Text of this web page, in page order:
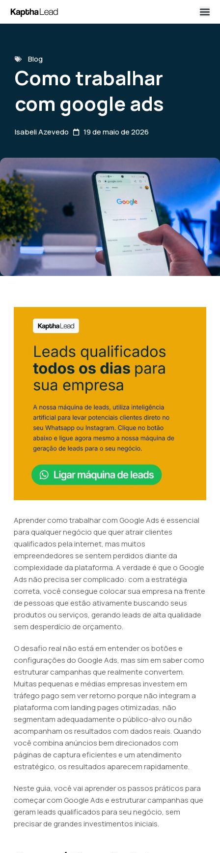
Blog
Como trabalhar
com google ads
Isabeli Azevedo 19 de maio de 2026
Aprender como trabalhar com Google Ads é essencial
para qualquer negócio que quer atrair clientes
qualificados pela internet, mas muitos
empreendedores se sentem perdidos diante da
complexidade da plataforma. A verdade é que o Google
Ads não precisa ser complicado: com a estratégia
correta, você consegue colocar sua empresa na frente
de pessoas que estão ativamente buscando seus
produtos ou serviços, gerando leads de alta qualidade
sem desperdício de orçamento.
O desafio real não está em entender os botões e
configurações do Google Ads, mas sim em saber como
estruturar campanhas que realmente convertem.
Muitas pequenas e médias empresas investem em
tráfego pago sem ver retorno porque não integram a
plataforma com landing pages otimizadas, não
segmentam adequadamente o público-alvo ou não
acompanham os resultados com dados reais. Quando
você combina anúncios bem direcionados com
páginas de captura eficientes e um atendimento
estratégico, os resultados aparecem rapidamente.
Neste guia, você vai aprender os passos práticos para
começar com Google Ads e estruturar campanhas que
geram leads qualificados para seu negócio, sem
precisar de grandes investimentos iniciais.